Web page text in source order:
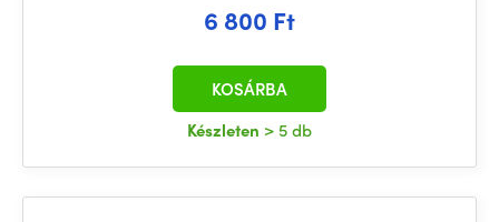
6 800 Ft
Készleten > 5 db
KOSÁRBA